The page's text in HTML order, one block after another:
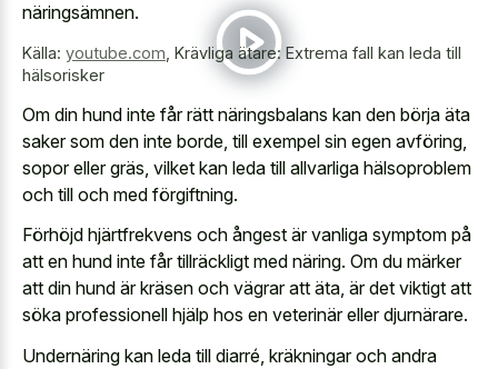
näringsämnen.
Källa: youtube.com Krävliga ätare: Extrema fall kan leda till
hälsorisker
Om din hund inte får rätt näringsbalans kan den börja äta
saker som den inte borde, till exempel sin egen avföring,
sopor eller gräs, vilket kan leda till allvarliga hälsoproblem
och till och med förgiftning.
Förhöjd hjärtfrekvens och ångest är vanliga symptom på
att en hund inte får tillräckligt med näring. Om du märker
att din hund är kräsen och vägrar att äta, är det viktigt att
söka professionell hjälp hos en veterinär eller djurnärare.
Undernäring kan leda till diarré, kräkningar och andra